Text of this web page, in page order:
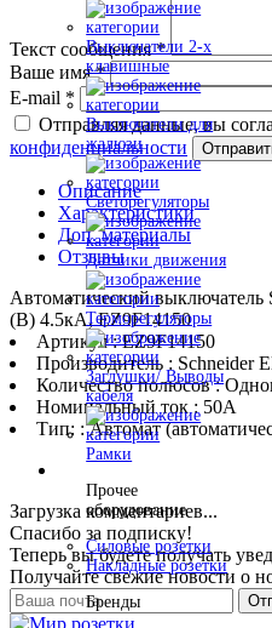
Выключатели 2-х
клавишные
Выключатели для
жалюзи
Светорегуляторы
Датчики движения
Терморегуляторы
Заглушки/ Выводы
кабеля
Рамки
Прочее
оборудование
Силовые розетки
Накладные розетки
Бренды
Текст сообщения*
Ваше имя*
E-mail *
Отправляя данные, вы
конфиденциальности
Описание
Характеристики
Доп. материалы
Отзывы
Автоматический выключатель
(B) 4.5кА, EZ9F14150
Артикул : EZ9F14150
Производитель : Schneider
Количество полюсов :
Номинальный ток : 50A
Тип: : Автомат
Загрузка комментариев...
Спасибо за подписку!
Теперь вы будете получать
Получайте свежие новости о